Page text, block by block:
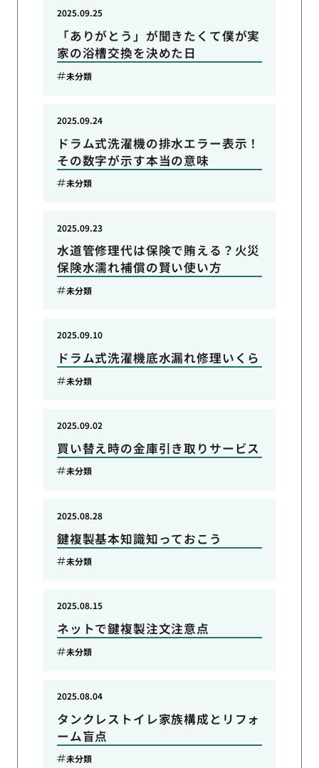
「ありがとう」が聞きたくて僕が実
家の浴槽交換を決めた日
2025.09.25
未分類
ドラム式洗濯機の排水エラー表示！
その数字が示す本当の意味
2025.09.24
未分類
水道管修理代は保険で賄える？火災
保険水濡れ補償の賢い使い方
2025.09.23
未分類
ドラム式洗濯機底水漏れ修理いくら
2025.09.10
未分類
買い替え時の金庫引き取りサービス
2025.09.02
未分類
鍵複製基本知識知っておこう
2025.08.28
未分類
ネットで鍵複製注文注意点
2025.08.15
未分類
タンクレストイレ家族構成とリフォ
ーム盲点
2025.08.04
未分類